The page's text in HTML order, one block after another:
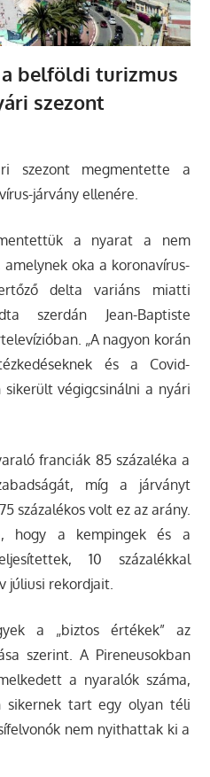
belföldi turizmus
szezont
szezont megmentette a
járvány ellenére.
a nyarat a nem
oka a koronavírus-
delta variáns miatti
szerdán Jean-Baptiste
„A nagyon korán
és a Covid-
sikerült végigcsinálni a nyári
franciák 85 százaléka a
míg a járványt
százalékos volt ez az arány.
hogy a kempingek és a
10 százalékkal
júliusi rekordjait.
a „biztos értékek” az
szerint. A Pireneusokban
a nyaralók száma,
sikernek tart egy olyan téli
nem nyithattak ki a